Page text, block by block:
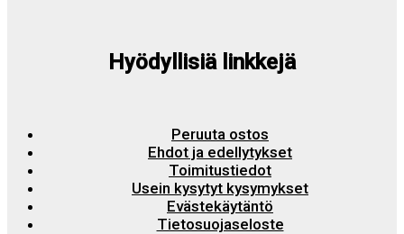
Hyödyllisiä linkkejä
Peruuta ostos
Ehdot ja edellytykset
Toimitustiedot
Usein kysytyt kysymykset
Evästekäytäntö
Tietosuojaseloste